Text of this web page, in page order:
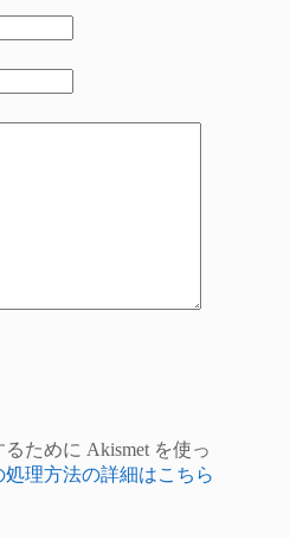
ために Akismet を使っ
理方法の詳細はこちら